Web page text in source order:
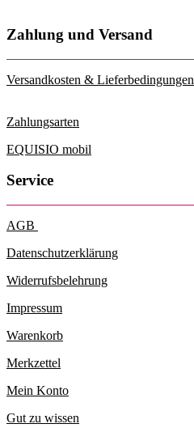
Zahlung und Versand
Versandkosten & Lieferbedingungen
Zahlungsarten
EQUISIO mobil
Service
AGB
Datenschutzerklärung
Widerrufsbelehrung
Impressum
Warenkorb
Merkzettel
Mein Konto
Gut zu wissen